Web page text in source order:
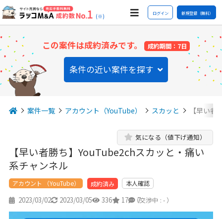
(※) ログイン 新規登録（無料）
この案件は成約済みです。 成約期間：7日
条件の近い案件を探す
案件一覧 アカウント（YouTube） スカッと 【早い
【早い者勝ち】YouTube2chスカッと・痛い
系チャンネル
気になる（値下げ通知）
アカウント （YouTube） 成約済み 本人確認
2023/03/02 2023/03/05 336 17 7
（交渉中 : - ）